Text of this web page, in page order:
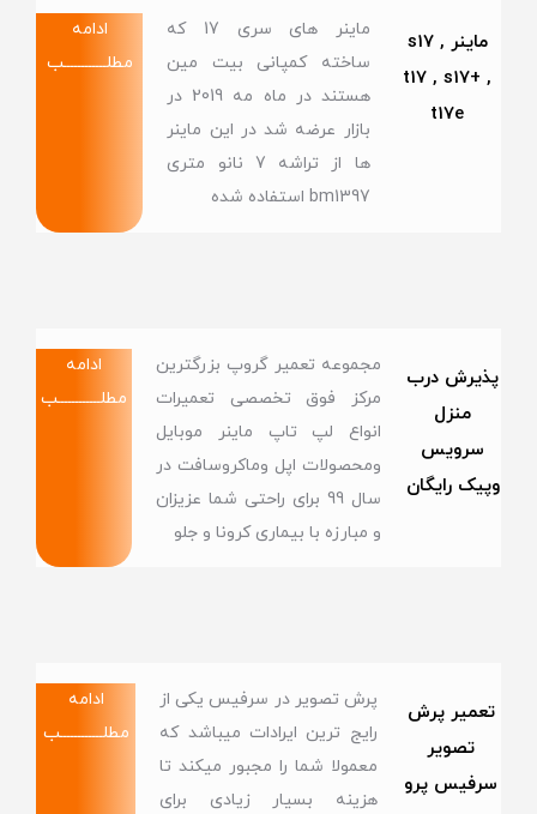
ماینر s17 ,
t17 , s17+ ,
t17e
ماینر های سری 17 که
ساخته کمپانی بیت مین
هستند در ماه مه 2019 در
بازار عرضه شد در این ماینر
ها از تراشه 7 نانو متری
bm1397 استفاده شده
ادامه
مطلــــــــــــب
پذیرش درب
منزل
سرویس
وپیک رایگان
مجموعه تعمیر گروپ بزرگترین
مرکز فوق تخصصی تعمیرات
انواع لپ تاپ ماینر موبایل
ومحصولات اپل وماکروسافت در
سال 99 برای راحتی شما عزیزان
و مبارزه با بیماری کرونا و جلو
ادامه
مطلــــــــــــب
تعمیر پرش
تصویر
سرفیس پرو
پرش تصویر در سرفیس یکی از
رایج ترین ایرادات میباشد که
معمولا شما را مجبور میکند تا
هزینه بسیار زیادی برای
ادامه
مطلــــــــــــب